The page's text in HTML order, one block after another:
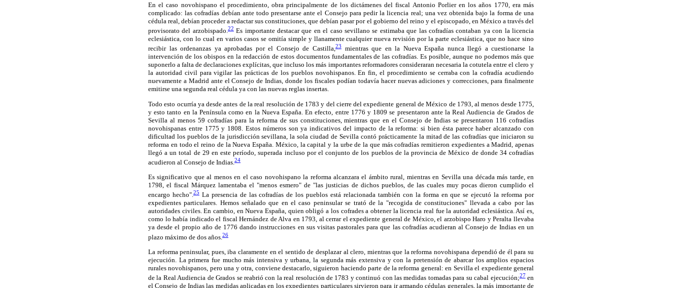
En el caso novohispano el procedimiento, obra principalmente de los dictámenes del fiscal Antonio Porlier en los años 1770, era más
complicado: las cofradías debían ante todo presentarse ante el Consejo para pedir la licencia real; una vez obtenida bajo la forma de una
cédula real, debían proceder a redactar sus constituciones, que debían pasar por el gobierno del reino y el episcopado, en México a través del
provisorato del arzobispado.22Es importante destacar que en el caso sevillano se estimaba que las cofradías contaban ya con la licencia
eclesiástica, con lo cual en varios casos se omitía simple y llanamente cualquier nueva revisión por la parte eclesiástica, que no hace sino
recibir las ordenanzas ya aprobadas por el Consejo de Castilla,23mientras que en la Nueva España nunca llegó a cuestionarse la
intervención de los obispos en la redacción de estos documentos fundamentales de las cofradías. Es posible, aunque no podemos más que
suponerlo a falta de declaraciones explícitas, que incluso los más importantes reformadores consideraran necesaria la cotutela entre el clero y
la autoridad civil para vigilar las prácticas de los pueblos novohispanos. En fin, el procedimiento se cerraba con la cofradía acudiendo
nuevamente a Madrid ante el Consejo de Indias, donde los fiscales podían todavía hacer nuevas adiciones y correcciones, para finalmente
emitirse una segunda real cédula ya con las nuevas reglas insertas.
Todo esto ocurría ya desde antes de la real resolución de 1783 y del cierre del expediente general de México de 1793, al menos desde 1775,
y esto tanto en la Península como en la Nueva España. En efecto, entre 1776 y 1809 se presentaron ante la Real Audiencia de Grados de
Sevilla al menos 59 cofradías para la reforma de sus constituciones, mientras que en el Consejo de Indias se presentaron 116 cofradías
novohispanas entre 1775 y 1808. Estos números son ya indicativos del impacto de la reforma: si bien ésta parece haber alcanzado con
dificultad los pueblos de la jurisdicción sevillana, la sola ciudad de Sevilla contó prácticamente la mitad de las cofradías que iniciaron su
reforma en todo el reino de la Nueva España. México, la capital y la urbe de la que más cofradías remitieron expedientes a Madrid, apenas
llegó a un total de 29 en este período, superada incluso por el conjunto de los pueblos de la provincia de México de donde 34 cofradías
acudieron al Consejo de Indias. 24
Es significativo que al menos en el caso novohispano la reforma alcanzara el ámbito rural, mientras en Sevilla una década más tarde, en
1798, el fiscal Márquez lamentaba el "menos esmero" de "las justicias de dichos pueblos, de las cuales muy pocas dieron cumplido el
encargo hecho".25La presencia de las cofradías de los pueblos está relacionada también con la forma en que se ejecutó la reforma por
expedientes particulares. Hemos señalado que en el caso peninsular se trató de la "recogida de constituciones" llevada a cabo por las
autoridades civiles. En cambio, en Nueva España, quien obligó a los cofrades a obtener la licencia real fue la autoridad eclesiástica. Así es,
como lo había indicado el fiscal Hernández de Alva en 1793, al cerrar el expediente general de México, el arzobispo Haro y Peralta llevaba
ya desde el propio año de 1776 dando instrucciones en sus visitas pastorales para que las cofradías acudieran al Consejo de Indias en un
plazo máximo de dos años. 26
La reforma peninsular, pues, iba claramente en el sentido de desplazar al clero, mientras que la reforma novohispana dependió de él para su
ejecución. La primera fue mucho más intensiva y urbana, la segunda más extensiva y con la pretensión de abarcar los amplios espacios
rurales novohispanos, pero una y otra, conviene destacarlo, siguieron haciendo parte de la reforma general: en Sevilla el expediente general
de la Real Audiencia de Grados se reabrió con la real resolución de 1783 y continuó con las medidas tomadas para su cabal ejecución;27en
el Consejo de Indias las medidas aplicadas en los expedientes particulares sirvieron para ir armando cédulas generales, la más importante de